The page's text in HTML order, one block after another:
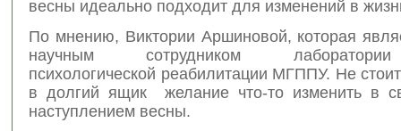
весны идеально подходит для изменений в
По мнению, Виктории Аршиновой, которая
научным сотрудником
психологической реабилитации МГППУ. Не
в долгий ящик желание что-то изменить в
наступлением весны.